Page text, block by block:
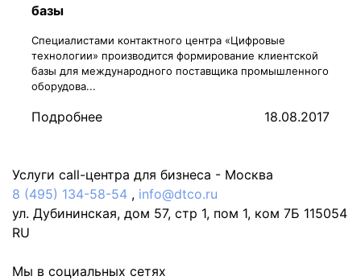
базы
Специалистами контактного центра «Цифровые
технологии» производится формирование клиентской
базы для международного поставщика промышленного
оборудова...
Подробнее 18.08.2017
Услуги call-центра для бизнеса - Москва
8 (495) 134-58-54 , info@dtco.ru
ул. Дубининская, дом 57, стр 1, пом 1, ком 7Б 115054
RU
Мы в социальных сетях